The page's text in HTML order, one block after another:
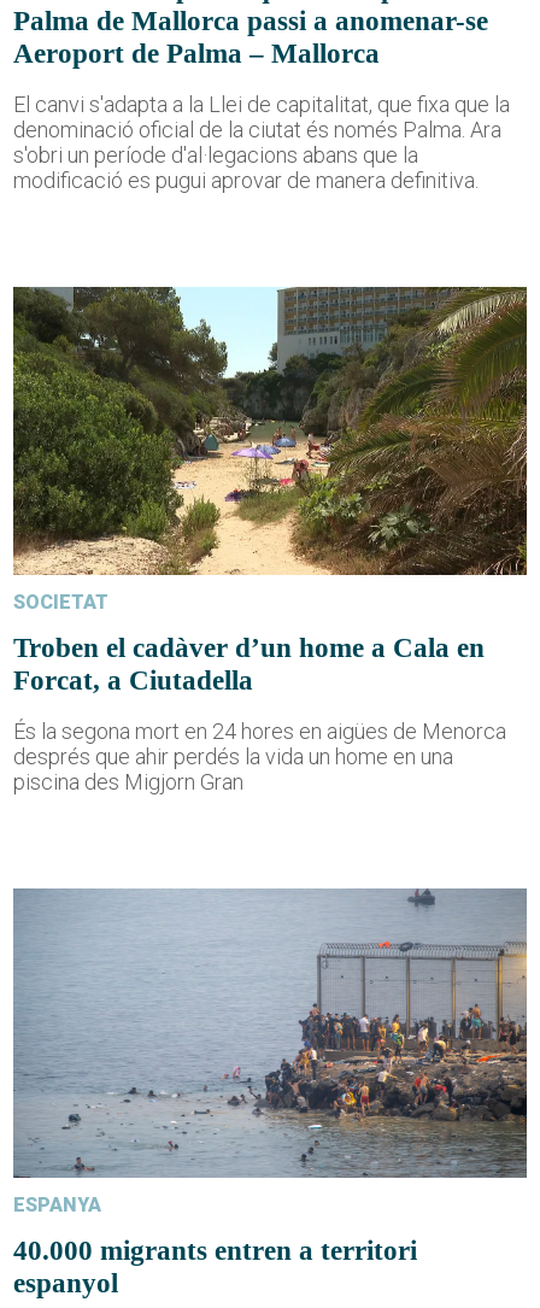
Palma de Mallorca passi a anomenar-se
Aeroport de Palma – Mallorca
El canvi s'adapta a la Llei de capitalitat, que fixa que la
denominació oficial de la ciutat és només Palma. Ara
s'obri un període d'al·legacions abans que la
modificació es pugui aprovar de manera definitiva.
SOCIETAT
Troben el cadàver d’un home a Cala en
Forcat, a Ciutadella
És la segona mort en 24 hores en aigües de Menorca
després que ahir perdés la vida un home en una
piscina des Migjorn Gran
ESPANYA
40.000 migrants entren a territori
espanyol